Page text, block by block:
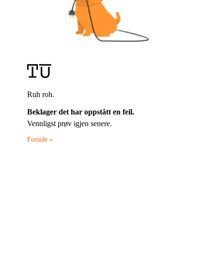
Ruh roh.
Beklager det har oppstått en feil.
Vennligst prøv igjen senere.
Forside »